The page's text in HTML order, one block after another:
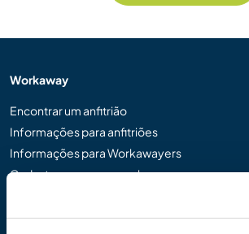
Workaway
Encontrar um anfitrião
Informações para anfitriões
Informações para Workawayers
Cadastrar-se como workawayer
Dar uma experiência Workaway de presente